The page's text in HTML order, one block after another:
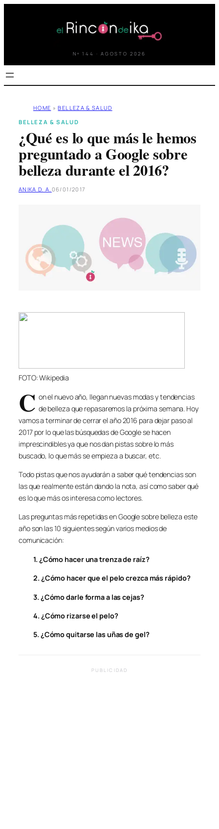
Nº 144 · AGOSTO 2026
HOME » BELLEZA & SALUD
BELLEZA & SALUD
¿Qué es lo que más le hemos
preguntado a Google sobre
belleza durante el 2016?
ANIKA D. A. 06/01/2017
FOTO: Wikipedia
C on el nuevo año, llegan nuevas modas y tendencias
de belleza que repasaremos la próxima semana. Hoy
vamos a terminar de cerrar el año 2016 para dejar paso al
2017 por lo que las búsquedas de Google se hacen
imprescindibles ya que nos dan pistas sobre lo más
buscado, lo que más se empieza a buscar, etc.
Todo pistas que nos ayudarán a saber qué tendencias son
las que realmente están dando la nota, así como saber qué
es lo que más os interesa como lectores.
Las preguntas más repetidas en Google sobre belleza este
año son las 10 siguientes según varios medios de
comunicación:
1. ¿Cómo hacer una trenza de raíz?
2. ¿Cómo hacer que el pelo crezca más rápido?
3. ¿Cómo darle forma a las cejas?
4. ¿Cómo rizarse el pelo?
5. ¿Cómo quitarse las uñas de gel?
PUBLICIDAD